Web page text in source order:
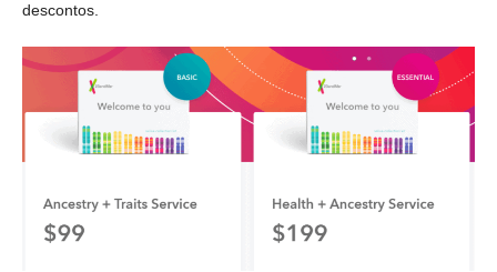
descontos.